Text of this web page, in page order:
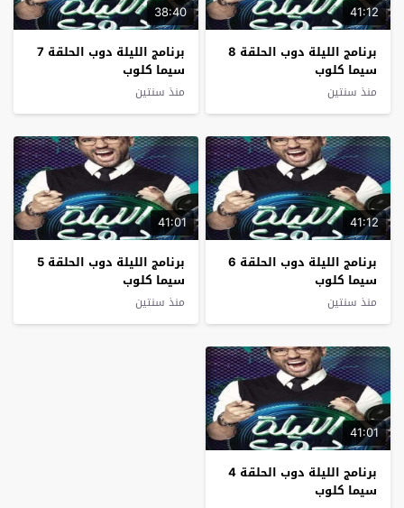
41:12
برنامج الليلة دوب الحلقة 8
سيما كلوب
منذ سنتين
38:40
برنامج الليلة دوب الحلقة 7
سيما كلوب
منذ سنتين
41:12
برنامج الليلة دوب الحلقة 6
سيما كلوب
منذ سنتين
41:01
برنامج الليلة دوب الحلقة 5
سيما كلوب
منذ سنتين
41:01
برنامج الليلة دوب الحلقة 4
سيما كلوب